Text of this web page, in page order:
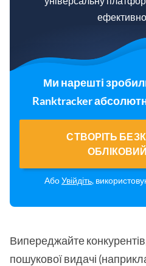
Ми нарешті
Ranktracker
СТВОРІТЬ
АбоУвійдіть,
Випереджайте
пошукової видачі